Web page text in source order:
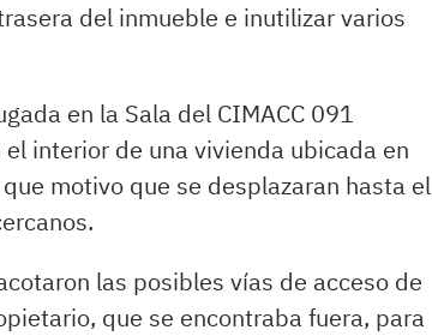
del inmueble e inutilizar varios
en la Sala del CIMACC 091
interior de una vivienda ubicada en
motivo que se desplazaran hasta el
las posibles vías de acceso de
que se encontraba fuera, para